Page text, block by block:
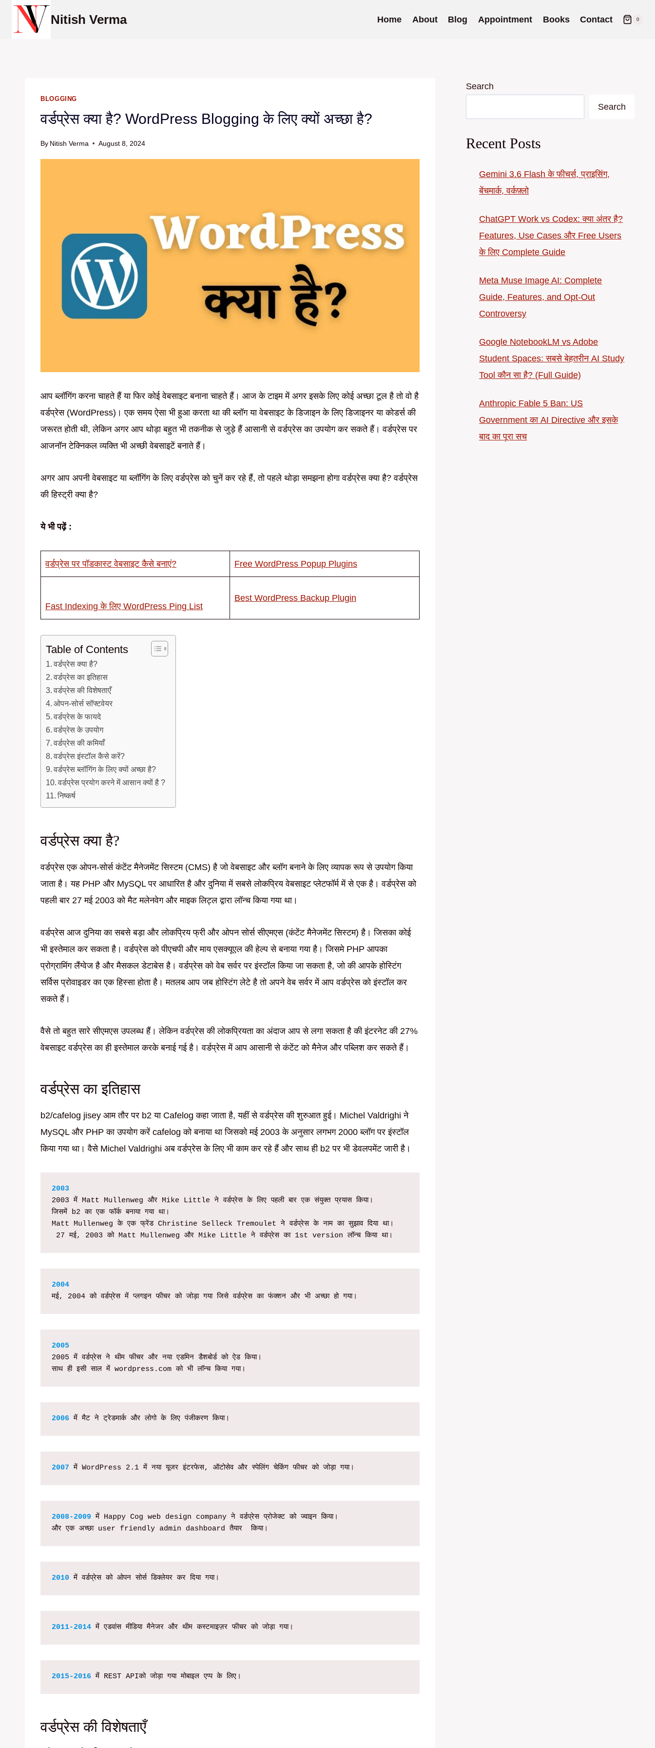
Skip
Nitish Verma Home About Blog Appointment Books Contact 0
BLOGGING
वर्डप्रेस क्या है? WordPress Blogging के लिए क्यों अच्छा है?
By Nitish Verma August 8, 2024
आप ब्लॉगिंग करना चाहते हैं या फिर कोई वेबसाइट बनाना चाहते हैं। आज के टाइम में अगर इसके लिए कोई अच्छा टूल है तो वो है
वर्डप्रेस (WordPress)। एक समय ऐसा भी हुआ करता था की ब्लॉग या वेबसाइट के डिजाइन के लिए डिजाइनर या कोडर्स की
जरूरत होती थी, लेकिन अगर आप थोड़ा बहुत भी तकनीक से जुड़े हैं आसानी से वर्डप्रेस का उपयोग कर सकते हैं। वर्डप्रेस पर
आजनॉन टेक्निकल व्यक्ति भी अच्छी वेबसाइटें बनाते हैं।
अगर आप अपनी वेबसाइट या ब्लॉगिंग के लिए वर्डप्रेस को चुनें कर रहे हैं, तो पहले थोड़ा समझना होगा वर्डप्रेस क्या है? वर्डप्रेस
की हिस्ट्री क्या है?
ये भी पढ़ें :
वर्डप्रेस पर पॉडकास्ट वेबसाइट कैसे बनाएं? Free WordPress Popup Plugins
Fast Indexing के लिए WordPress Ping List
Best WordPress Backup Plugin
Table of Contents
वर्डप्रेस क्या है?
वर्डप्रेस का इतिहास
वर्डप्रेस की विशेषताएँ
ओपन-सोर्स सॉफ्टवेयर
वर्डप्रेस के फायदे
वर्डप्रेस के उपयोग
वर्डप्रेस की कमियाँ
वर्डप्रेस इंस्टॉल कैसे करें?
वर्डप्रेस ब्लॉगिंग के लिए क्यों अच्छा है?
वर्डप्रेस प्रयोग करने में आसान क्यों है ?
निष्कर्ष
वर्डप्रेस क्या है?
वर्डप्रेस एक ओपन-सोर्स कंटेंट मैनेजमेंट सिस्टम (CMS) है जो वेबसाइट और ब्लॉग बनाने के लिए व्यापक रूप से उपयोग किया
जाता है। यह PHP और MySQL पर आधारित है और दुनिया में सबसे लोकप्रिय वेबसाइट प्लेटफॉर्म में से एक है। वर्डप्रेस को
पहली बार 27 मई 2003 को मैट मलेनवेग और माइक लिट्ल द्वारा लॉन्च किया गया था।
वर्डप्रेस आज दुनिया का सबसे बड़ा और लोकप्रिय फ्री और ओपन सोर्स सीएमएस (कंटेंट मैनेजमेंट सिस्टम) है। जिसका कोई
भी इस्तेमाल कर सकता है। वर्डप्रेस को पीएचपी और माय एसक्यूएल की हेल्प से बनाया गया है। जिसमे PHP आपका
प्रोग्रामिंग लैंग्वेज है और मैसकल डेटाबेस है। वर्डप्रेस को वेब सर्वर पर इंस्टॉल किया जा सकता है, जो की आपके होस्टिंग
सर्विस प्रोवाइडर का एक हिस्सा होता है। मतलब आप जब होस्टिंग लेटे है तो अपने वेब सर्वर में आप वर्डप्रेस को इंस्टॉल कर
सकते हैं।
वैसे तो बहुत सारे सीएमएस उपलब्ध हैं। लेकिन वर्डप्रेस की लोकप्रियता का अंदाज आप से लगा सकता है की इंटरनेट की 27%
वेबसाइट वर्डप्रेस का ही इस्तेमाल करके बनाई गई है। वर्डप्रेस में आप आसानी से कंटेंट को मैनेज और पब्लिश कर सकते हैं।
वर्डप्रेस का इतिहास
b2/cafelog jisey आम तौर पर b2 या Cafelog कहा जाता है, यहीं से वर्डप्रेस की शुरुआत हुई। Michel Valdrighi ने
MySQL और PHP का उपयोग करें cafelog को बनाया था जिसको मई 2003 के अनुसार लगभग 2000 ब्लॉग पर इंस्टॉल
किया गया था। वैसे Michel Valdrighi अब वर्डप्रेस के लिए भी काम कर रहे हैं और साथ ही b2 पर भी डेवलपमेंट जारी है।
2003
2003 में Matt Mullenweg और Mike Little ने वर्डप्रेस के लिए पहली बार एक संयुक्त प्रयास किया।
जिसमें b2 का एक फॉर्क बनाया गया था।
Matt Mullenweg के एक फ्रेंड Christine Selleck Tremoulet ने वर्डप्रेस के नाम का सुझाव दिया था।
27 मई, 2003 को Matt Mullenweg और Mike Little ने वर्डप्रेस का 1st version लॉन्च किया था।
2004
मई, 2004 को वर्डप्रेस में प्लगइन फीचर को जोड़ा गया जिसे वर्डप्रेस का फंक्शन और भी अच्छा हो गया।
2005 में वर्डप्रेस ने थीम फीचर और नया एडमिन डैशबोर्ड को ऐड किया।
साथ ही इसी साल में wordpress.com को भी लॉन्च किया गया।
2006 में मैट ने ट्रेडमार्क और लोगो के लिए पंजीकरण किया।
2007 में WordPress 2.1 में नया यूजर इंटरफेस, ऑटोसेव और स्पेलिंग चेकिंग फीचर को जोड़ा गया।
2008-2009 में Happy Cog web design company ने वर्डप्रेस प्रोजेक्ट को ज्वाइन किया।
और एक अच्छा user friendly admin dashboard तैयार  किया।
2010 में वर्डप्रेस को ओपन सोर्स डिक्लेयर कर दिया गया।
2011-2014 में एडवांस मीडिया मैनेजर और थीम कस्टमाइज़र फीचर को जोड़ा गया।
2015-2016 में REST APIको जोड़ा गया मोबाइल एप्प के लिए।
वर्डप्रेस की विशेषताएँ
Search
Search
Recent Posts
Gemini 3.6 Flash के फीचर्स, प्राइसिंग,
बेंचमार्क, वर्कफ़्लो
ChatGPT Work vs Codex: क्या अंतर है?
Features, Use Cases और Free Users
के लिए Complete Guide
Meta Muse Image AI: Complete
Guide, Features, and Opt-Out
Controversy
Google NotebookLM vs Adobe
Student Spaces: सबसे बेहतरीन AI Study
Tool कौन सा है? (Full Guide)
Anthropic Fable 5 Ban: US
Government का AI Directive और इसके
बाद का पूरा सच